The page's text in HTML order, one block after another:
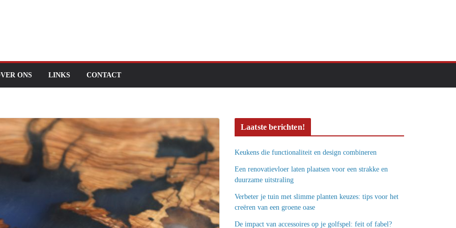
ONS LINKS CONTACT
Laatste berichten!
Keukens die functionaliteit en design combineren
Een renovatievloer laten plaatsen voor een strakke en
duurzame uitstraling
Verbeter je tuin met slimme planten keuzes: tips voor het
creëren van een groene oase
De impact van accessoires op je golfspel: feit of fabel?